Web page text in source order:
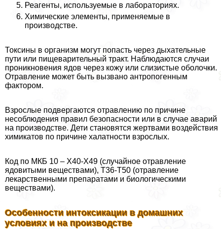
Реагенты, используемые в лабораториях.
Химические элементы, применяемые в
производстве.
Токсины в организм могут попасть через дыхательные
пути или пищеварительный тpaкт. Наблюдаются случаи
проникновения ядов через кожу или слизистые оболочки.
Отравление может быть вызвано антропогенным
фактором.
Взрослые подвергаются отравлению по причине
несоблюдения правил безопасности или в случае аварий
на производстве. Дети становятся жертвами воздействия
химикатов по причине халатности взрослых.
Код по МКБ 10 – X40-X49 (случайное отравление
ядовитыми веществами), T36-T50 (отравление
лекарственными препаратами и биологическими
веществами).
Особенности интоксикации в домашних
условиях и на производстве